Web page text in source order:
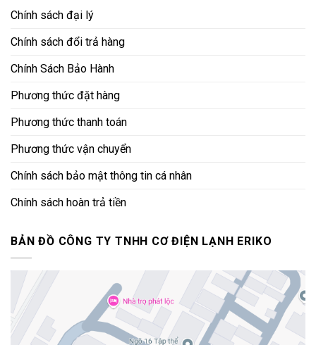
Chính sách đại lý
Chính sách đổi trả hàng
Chính Sách Bảo Hành
Phương thức đặt hàng
Phương thức thanh toán
Phương thức vận chuyển
Chính sách bảo mật thông tin cá nhân
Chính sách hoàn trả tiền
BẢN ĐỒ CÔNG TY TNHH CƠ ĐIỆN LẠNH ERIKO